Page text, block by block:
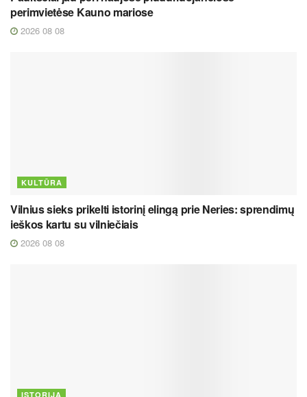
perimvietėse Kauno mariose
2026 08 08
KULTŪRA
Vilnius sieks prikelti istorinį elingą prie Neries: sprendimų
ieškos kartu su vilniečiais
2026 08 08
ISTORIJA